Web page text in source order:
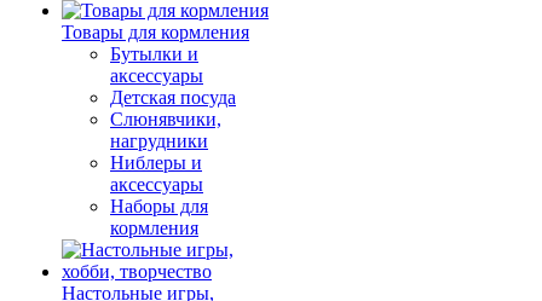
Товары для кормления
Бутылки и
аксессуары
Детская посуда
Слюнявчики,
нагрудники
Ниблеры и
аксессуары
Наборы для
кормления
Настольные игры,